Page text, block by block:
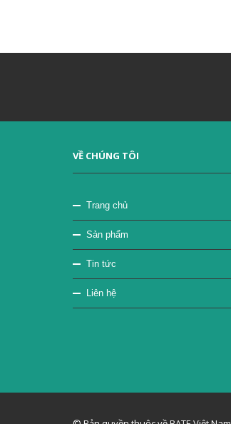
VỀ CHÚNG TÔI
Trang chủ
Sản phẩm
Tin tức
Liên hệ